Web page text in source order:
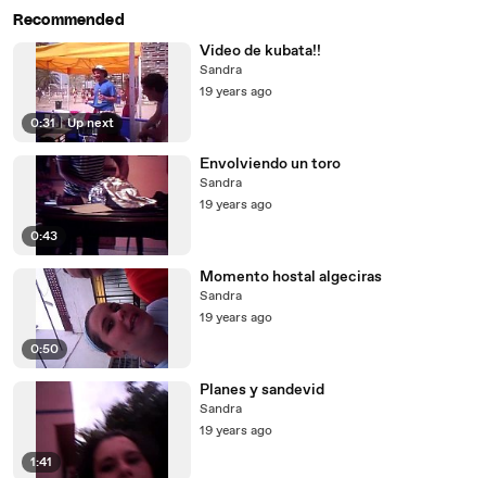
Recommended
0:31 | Up next
Video de kubata!!
Sandra
19 years ago
0:43
Envolviendo un toro
Sandra
19 years ago
0:50
Momento hostal algeciras
Sandra
19 years ago
1:41
Planes y sandevid
Sandra
19 years ago